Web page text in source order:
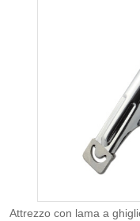
Attrezzo con lama a